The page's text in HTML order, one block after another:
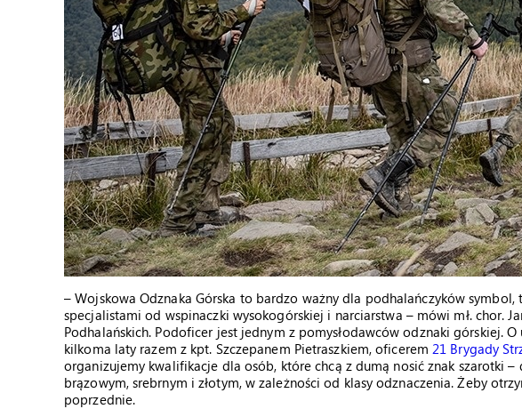
– Wojskowa Odznaka Górska to bardzo ważny dla podhalańczyków symbol,
specjalistami od wspinaczki wysokogórskiej i narciarstwa – mówi mł. chor.
Podhalańskich. Podoficer jest jednym z pomysłodawców odznaki górskiej.
kilkoma laty razem z kpt. Szczepanem Pietraszkiem, oficerem21 Brygady
organizujemy kwalifikacje dla osób, które chcą z dumą nosić znak szarotki
brązowym, srebrnym i złotym, w zależności od klasy odznaczenia. Żeby
poprzednie.